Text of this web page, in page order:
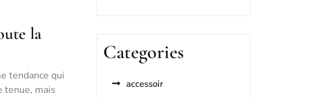
la
tendance qui
tenue, mais
Categories
accessoir